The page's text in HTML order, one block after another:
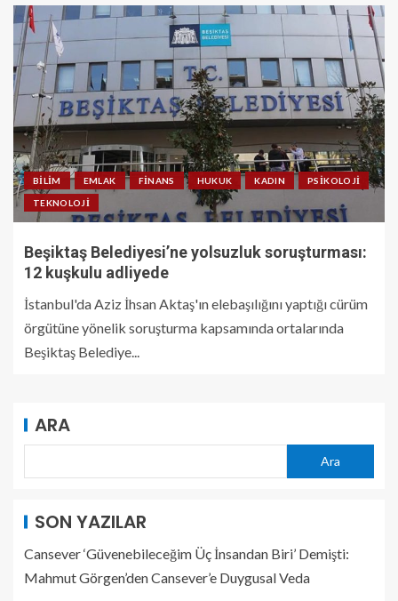
BILIM EMLAK FINANS HUKUK KADIN PSIKOLOJI
TEKNOLOJI
Beşiktaş Belediyesi’ne yolsuzluk soruşturması:
12 kuşkulu adliyede
İstanbul'da Aziz İhsan Aktaş'ın elebaşılığını yaptığı cürüm
örgütüne yönelik soruşturma kapsamında ortalarında
Beşiktaş Belediye...
ARA
Ara
SON YAZILAR
Cansever ‘Güvenebileceğim Üç İnsandan Biri’ Demişti:
Mahmut Görgen’den Cansever’e Duygusal Veda